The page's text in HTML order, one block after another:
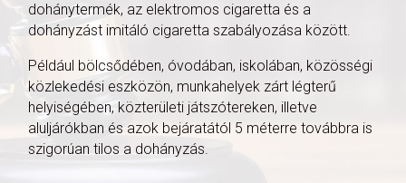
megjelenésünk nagy mértékben (55 százalékban)
befolyásolja a rólunk kialakított képet.
Hosszú távon kifizetődő, ha befektetünk egy jó
minőségű öltönybe, kosztümbe. Vásároljunk okosan!
Gondolkodjunk előre, keressük a leértékeléseket.
Vegyünk kombinálható darabokat. Mielőtt bármit is
vennénk, gondosan nézzük át a ruhatárunkat.
dohánytermék, az elektromos cigaretta és a
dohányzást imitáló cigaretta szabályozása között.
Például bölcsődében, óvodában, iskolában, közösségi
közlekedési eszközön, munkahelyek zárt légterű
helyiségében, közterületi játszótereken, illetve
aluljárókban és azok bejáratától 5 méterre továbbra is
szigorúan tilos a dohányzás.